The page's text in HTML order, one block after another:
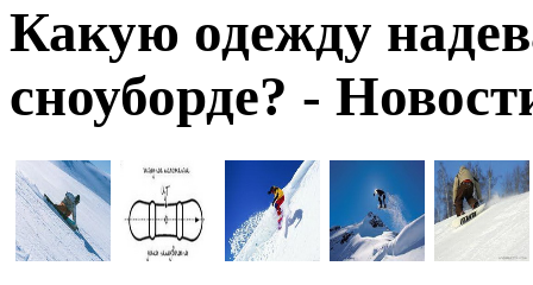
Какую одежду
сноуборде? -